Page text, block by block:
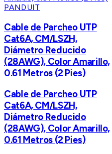
PANDUIT
Cable de Parcheo UTP
Cat6A, CM/LSZH,
Diámetro Reducido
(28AWG), Color Amarillo,
0.61 Metros (2 Pies)
Cable de Parcheo UTP
Cat6A, CM/LSZH,
Diámetro Reducido
(28AWG), Color Amarillo,
0.61 Metros (2 Pies)